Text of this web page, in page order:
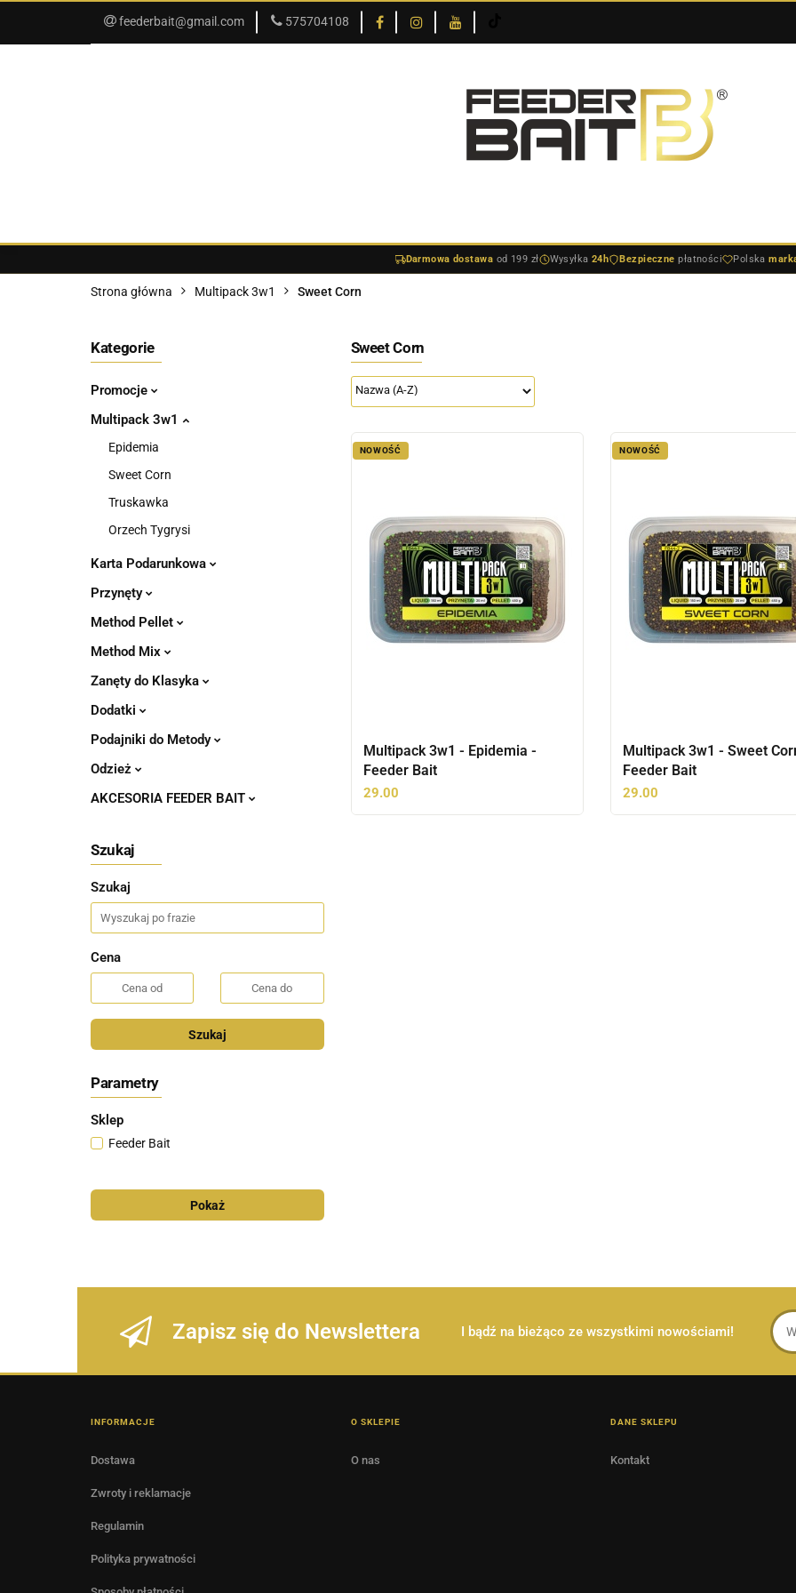
feederbait@gmail.com 575704108
O
SKLEPIE
NOWOŚCI BESTSELLERY BLOG
Darmowa dostawa od 199 zł Wysyłka24h Bezpieczne płatności Polska
Strona główna Multipack 3w1 Sweet Corn
Kategorie
Promocje
Multipack 3w1
Epidemia
Sweet Corn
Truskawka
Orzech Tygrysi
Karta Podarunkowa
Przynęty
Method Pellet
Method Mix
Zanęty do Klasyka
Dodatki
Podajniki do Metody
Odzież
AKCESORIA FEEDER BAIT
Szukaj
Szukaj
Cena
Szukaj
Parametry
Sklep
Feeder Bait
Pokaż
Sweet Corn
NOWOŚĆ
Multipack 3w1 - Epidemia -
Feeder Bait
29.00
NOWOŚĆ
Multipack 3w1 - Sweet
Feeder Bait
29.00
Zapisz się do Newslettera I bądź na bieżąco ze wszystkimi nowościami!
INFORMACJE
Dostawa
Zwroty i reklamacje
Regulamin
Polityka prywatności
O SKLEPIE
O nas
DANE SKLEPU
Kontakt